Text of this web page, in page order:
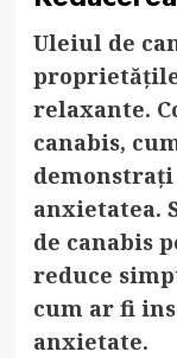
Uleiul de
relaxante.
canabis,
anxietatea.
de canabis
reduce
cum ar fi
anxietate.